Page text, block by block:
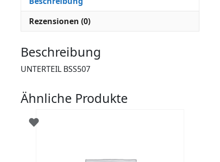
Rezensionen (0)
Beschreibung
UNTERTEIL BSS507
Ähnliche Produkte